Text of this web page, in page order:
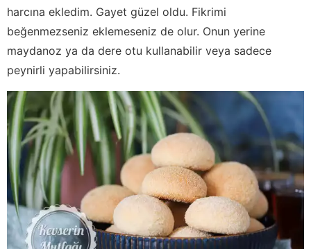
harcına ekledim. Gayet güzel oldu. Fikrimi
beğenmezseniz eklemeseniz de olur. Onun yerine
maydanoz ya da dere otu kullanabilir veya sadece
peynirli yapabilirsiniz.